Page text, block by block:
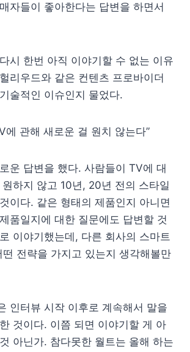
자들이 좋아한다는 답변을 하면서
시 한번 아직 이야기할 수 없는 이유
리우드와 같은 컨텐츠 프로바이더
술적인 이슈인지 물었다.
에 관해 새로운 걸 원치 않는다”
운 답변을 했다. 사람들이 TV에 대
하지 않고 10년, 20년 전의 스타일
이다. 같은 형태의 제품인지 아니면
품일지에 대한 질문에도 답변할 것
이야기했는데, 다른 회사의 스마트
전략을 가지고 있는지 생각해볼만
인터뷰 시작 이후로 계속해서 말을
것이다. 이쯤 되면 이야기할 게 아
아닌가. 참다못한 월트는 올해 하는